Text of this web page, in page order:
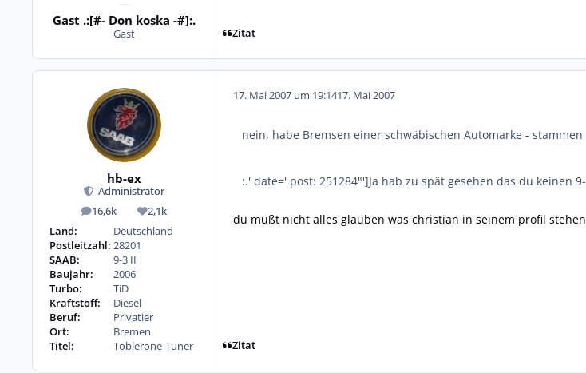
Gast .:[#- Don koska -#]:.
Gast Zitat
hb-ex
Administrator
16,6k
Beiträge 2,1k
Reputation
Land:
Deutschland
Postleitzahl: 28201
SAAB:
9-3 II
Baujahr:
2006
Turbo:
TiD
Kraftstoff:
Diesel
Beruf:
Privatier
Ort:
Bremen
Titel:
Toblerone-Tuner
17. Mai 2007 um 19:1417. Mai 2007
nein, habe Bremsen einer schwäbischen Automarke -
:.' date=' post: 251284"']Ja hab zu spät gesehen das du keinen
du mußt nicht alles glauben was christian in seinem profil
Zitat